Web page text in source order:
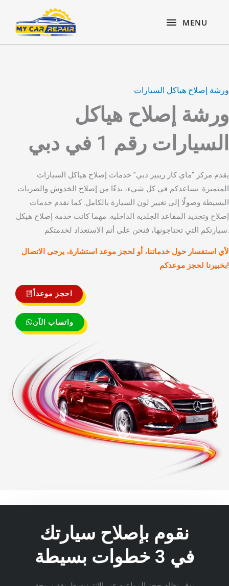
content
MENU
MENU
ورشة إصلاح هياكل السيارات
ورشة إصلاح هياكل
السيارات رقم 1 في دبي
يقدم مركز “ماي كار ريبير دبي” خدمات إصلاح هياكل السيارات
المتميزة. نساعدكم في كل شيء، بدءًا من إصلاح الخدوش والضربات
البسيطة وصولًا إلى تغيير لون السيارة بالكامل. كما نقدم خدمات
إصلاح وتجديد المقاعد الجلدية الداخلية. مهما كانت خدمة إصلاح هيكل
سيارتكم التي تحتاجونها، فنحن على أتم الاستعداد لخدمتكم.
لأي استفسار حول خدماتنا، أو لحجز موعد استشارة، يرجى الاتصال
بخبيرنا لحجز موعدكم!
احجز موعداً
واتساب الآن
نقوم بإصلاح سيارتك
في 3 خطوات بسيطة